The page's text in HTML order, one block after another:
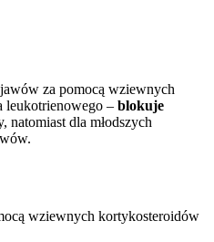
za pomocą wziewnych
leukotrienowego – blokuje
natomiast dla młodszych
wziewnych kortykosteroidów